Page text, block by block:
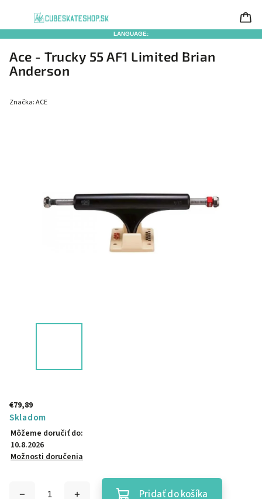
LANGUAGE:
Ace - Trucky 55 AF1 Limited Brian
Anderson
Značka:ACE
€79,89
Skladom
Môžeme doručiť do:
10.8.2026
Možnosti doručenia
Pridať do košíka